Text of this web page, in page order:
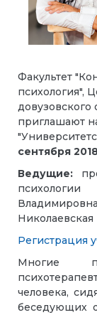
Факультет
психология",
приглашают
сентября
Ведущие:
Николаевская
Регистрация
Многие
человека,
беседующих